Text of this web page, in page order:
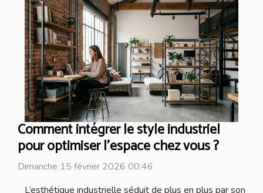
Comment intégrer le style industriel
pour optimiser l'espace chez vous ?
Dimanche 15 février 2026 00:46
L’esthétique industrielle séduit de plus en plus par son